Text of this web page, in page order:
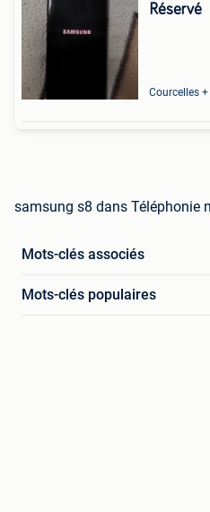
Réservé
Courcelles
samsung s8 dans Téléphonie
Mots-clés associés
Mots-clés populaires